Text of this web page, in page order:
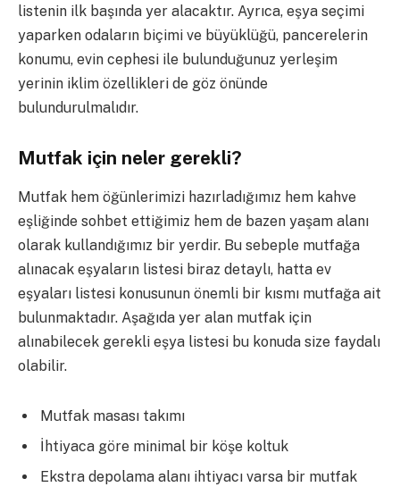
listenin ilk başında yer alacaktır. Ayrıca, eşya seçimi
yaparken odaların biçimi ve büyüklüğü, pancerelerin
konumu, evin cephesi ile bulunduğunuz yerleşim
yerinin iklim özellikleri de göz önünde
bulundurulmalıdır.
Mutfak için neler gerekli?
Mutfak hem öğünlerimizi hazırladığımız hem kahve
eşliğinde sohbet ettiğimiz hem de bazen yaşam alanı
olarak kullandığımız bir yerdir. Bu sebeple mutfağa
alınacak eşyaların listesi biraz detaylı, hatta ev
eşyaları listesi konusunun önemli bir kısmı mutfağa ait
bulunmaktadır. Aşağıda yer alan mutfak için
alınabilecek gerekli eşya listesi bu konuda size faydalı
olabilir.
Mutfak masası takımı
İhtiyaca göre minimal bir köşe koltuk
Ekstra depolama alanı ihtiyacı varsa bir mutfak